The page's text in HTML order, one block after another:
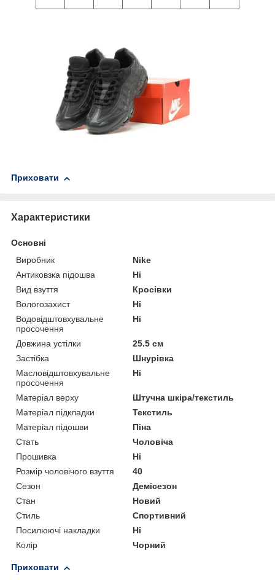
Приховати
Характеристики
Основні
Виробник
Nike
Антиковзка підошва
Ні
Вид взуття
Кросівки
Вологозахист
Ні
Водовідштовхувальне
просочення
Ні
Довжина устілки
25.5 см
Застібка
Шнурівка
Масловідштовхувальне
просочення
Ні
Матеріал верху
Штучна шкіра/текстиль
Матеріал підкладки
Текстиль
Матеріал підошви
Піна
Стать
Чоловіча
Прошивка
Ні
Розмір чоловічого взуття
40
Сезон
Демісезон
Стан
Новий
Стиль
Спортивний
Посилюючі накладки
Ні
Колір
Чорний
Приховати